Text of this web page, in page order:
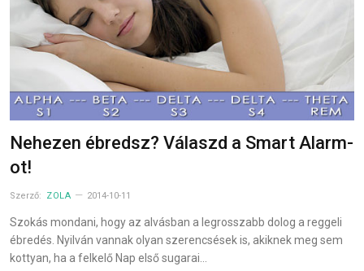
Nehezen ébredsz? Válaszd a Smart Alarm-
ot!
Szerző: ZOLA 2014-10-11
Szokás mondani, hogy az alvásban a legrosszabb dolog a reggeli
ébredés. Nyilván vannak olyan szerencsések is, akiknek meg sem
kottyan, ha a felkelő Nap első sugarai…